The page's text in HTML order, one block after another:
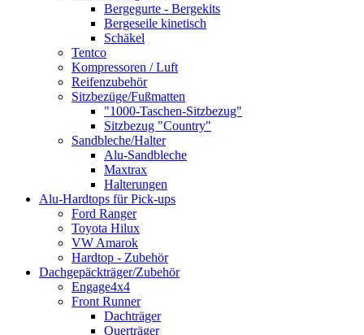
Bergegurte - Bergekits
Bergeseile kinetisch
Schäkel
Tentco
Kompressoren / Luft
Reifenzubehör
Sitzbezüge/Fußmatten
"1000-Taschen-Sitzbezug"
Sitzbezug "Country"
Sandbleche/Halter
Alu-Sandbleche
Maxtrax
Halterungen
Alu-Hardtops für Pick-ups
Ford Ranger
Toyota Hilux
VW Amarok
Hardtop - Zubehör
Dachgepäckträger/Zubehör
Engage4x4
Front Runner
Dachträger
Querträger